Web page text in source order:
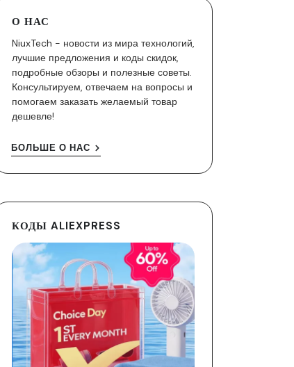
О НАС
NiuxTech - новости из мира технологий,
лучшие предложения и коды скидок,
подробные обзоры и полезные советы.
Консультируем, отвечаем на вопросы и
помогаем заказать желаемый товар
дешевле!
БОЛЬШЕ О НАС
КОДЫ ALIEXPRESS